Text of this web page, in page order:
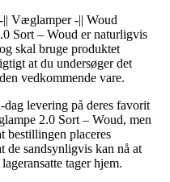
Væglamper -|| Woud
Sort – Woud er naturligvis
skal bruge produktet
at du undersøger det
vedkommende vare.
levering på deres favorit
2.0 Sort – Woud, men
bestillingen placeres
de sandsynligvis kan nå at
tager hjem.